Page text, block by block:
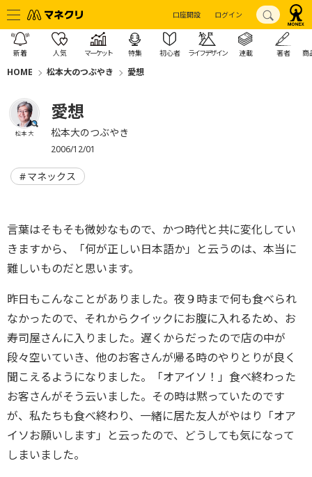
口座開設 ログイン
新着 人気 マーケット 特集 初心者 ライフデザイン 連載 著者 商
HOME 松本大のつぶやき 愛想
松本 大
愛想
松本大のつぶやき
2006/12/01
マネックス
言葉はそもそも微妙なもので、かつ時代と共に変化してい
きますから、「何が正しい日本語か」と云うのは、本当に
難しいものだと思います。
昨日もこんなことがありました。夜９時まで何も食べられ
なかったので、それからクイックにお腹に入れるため、お
寿司屋さんに入りました。遅くからだったので店の中が
段々空いていき、他のお客さんが帰る時のやりとりが良く
聞こえるようになりました。「オアイソ！」食べ終わった
お客さんがそう云いました。その時は黙っていたのです
が、私たちも食べ終わり、一緒に居た友人がやはり「オア
イソお願いします」と云ったので、どうしても気になって
しまいました。